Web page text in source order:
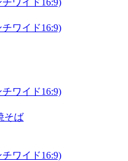
ワイド16:9)
ワイド16:9)
そば
ワイド16:9)